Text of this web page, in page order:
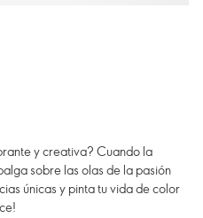
y creativa? Cuando la
sobre las olas de la pasión
únicas y pinta tu vida de color